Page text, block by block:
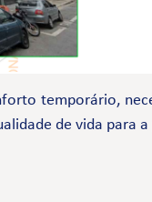
temporário,
de vida para